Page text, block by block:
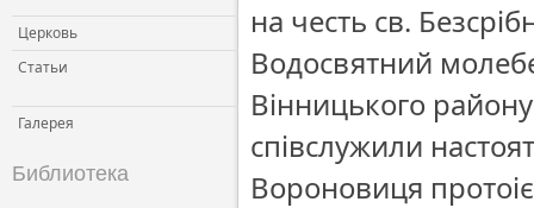
Церковь
Статьи
Галерея
Библиотека
на честь св.
Водосвятний
Вінницького
співслужили
Вороновиця